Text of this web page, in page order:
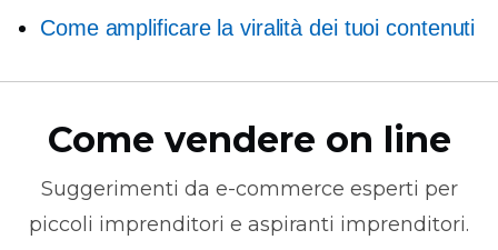
Come amplificare la viralità dei tuoi contenuti
Come vendere on line
Suggerimenti da e-commerce esperti per
piccoli imprenditori e aspiranti imprenditori.